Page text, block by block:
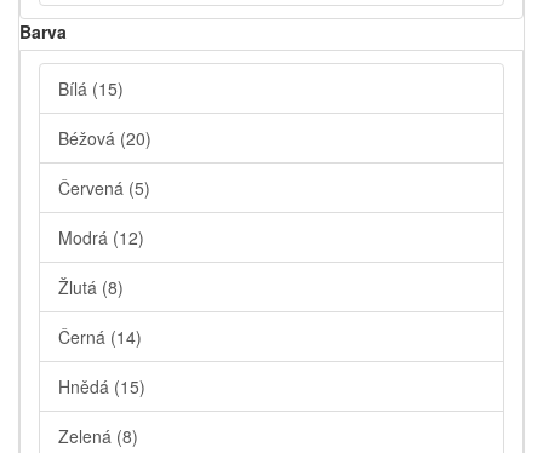
Barva
Bílá (15)
Béžová (20)
Červená (5)
Modrá (12)
Žlutá (8)
Černá (14)
Hnědá (15)
Zelená (8)